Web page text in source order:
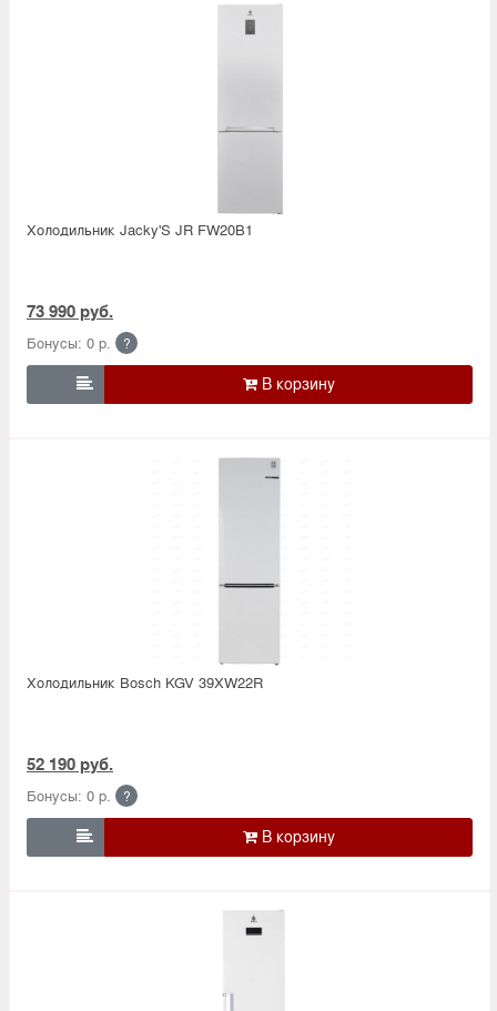
Холодильник Jacky'S JR FW20B1
73 990 руб.
Бонусы: 0 р. ?

Холодильник Bosсh KGV 39XW22R
52 190 руб.
Бонусы: 0 р. ?
